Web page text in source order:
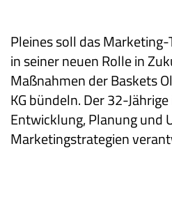
Pleines soll das
in seiner neuen Rolle in
Maßnahmen der Baskets
KG bündeln. Der 32-
Entwicklung, Planung und
Marketingstrategien